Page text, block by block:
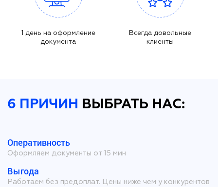
1 день на оформление
документа
Всегда довольные
клиенты
6 ПРИЧИН ВЫБРАТЬ НАС:
Оперативность
Оформляем документы от 15 мин
Выгода
Работаем без предоплат. Цены ниже чем у конкурентов